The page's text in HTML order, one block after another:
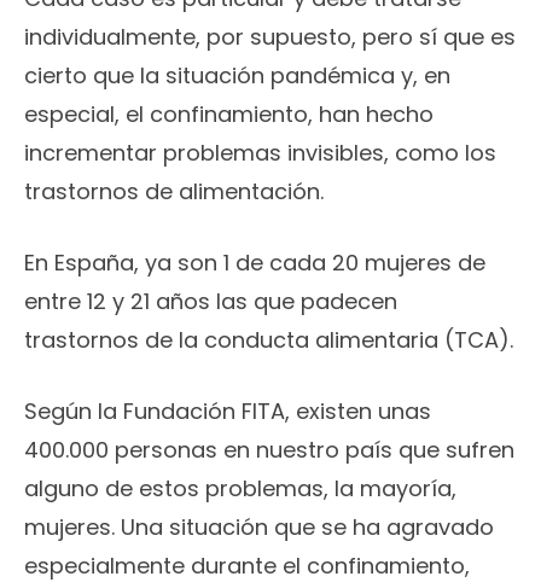
individualmente, por supuesto, pero sí que es
cierto que la situación pandémica y, en
especial, el confinamiento, han hecho
incrementar problemas invisibles, como los
trastornos de alimentación.
En España, ya son 1 de cada 20 mujeres de
entre 12 y 21 años las que padecen
trastornos de la conducta alimentaria (TCA).
Según la Fundación FITA, existen unas
400.000 personas en nuestro país que sufren
alguno de estos problemas, la mayoría,
mujeres. Una situación que se ha agravado
especialmente durante el confinamiento,